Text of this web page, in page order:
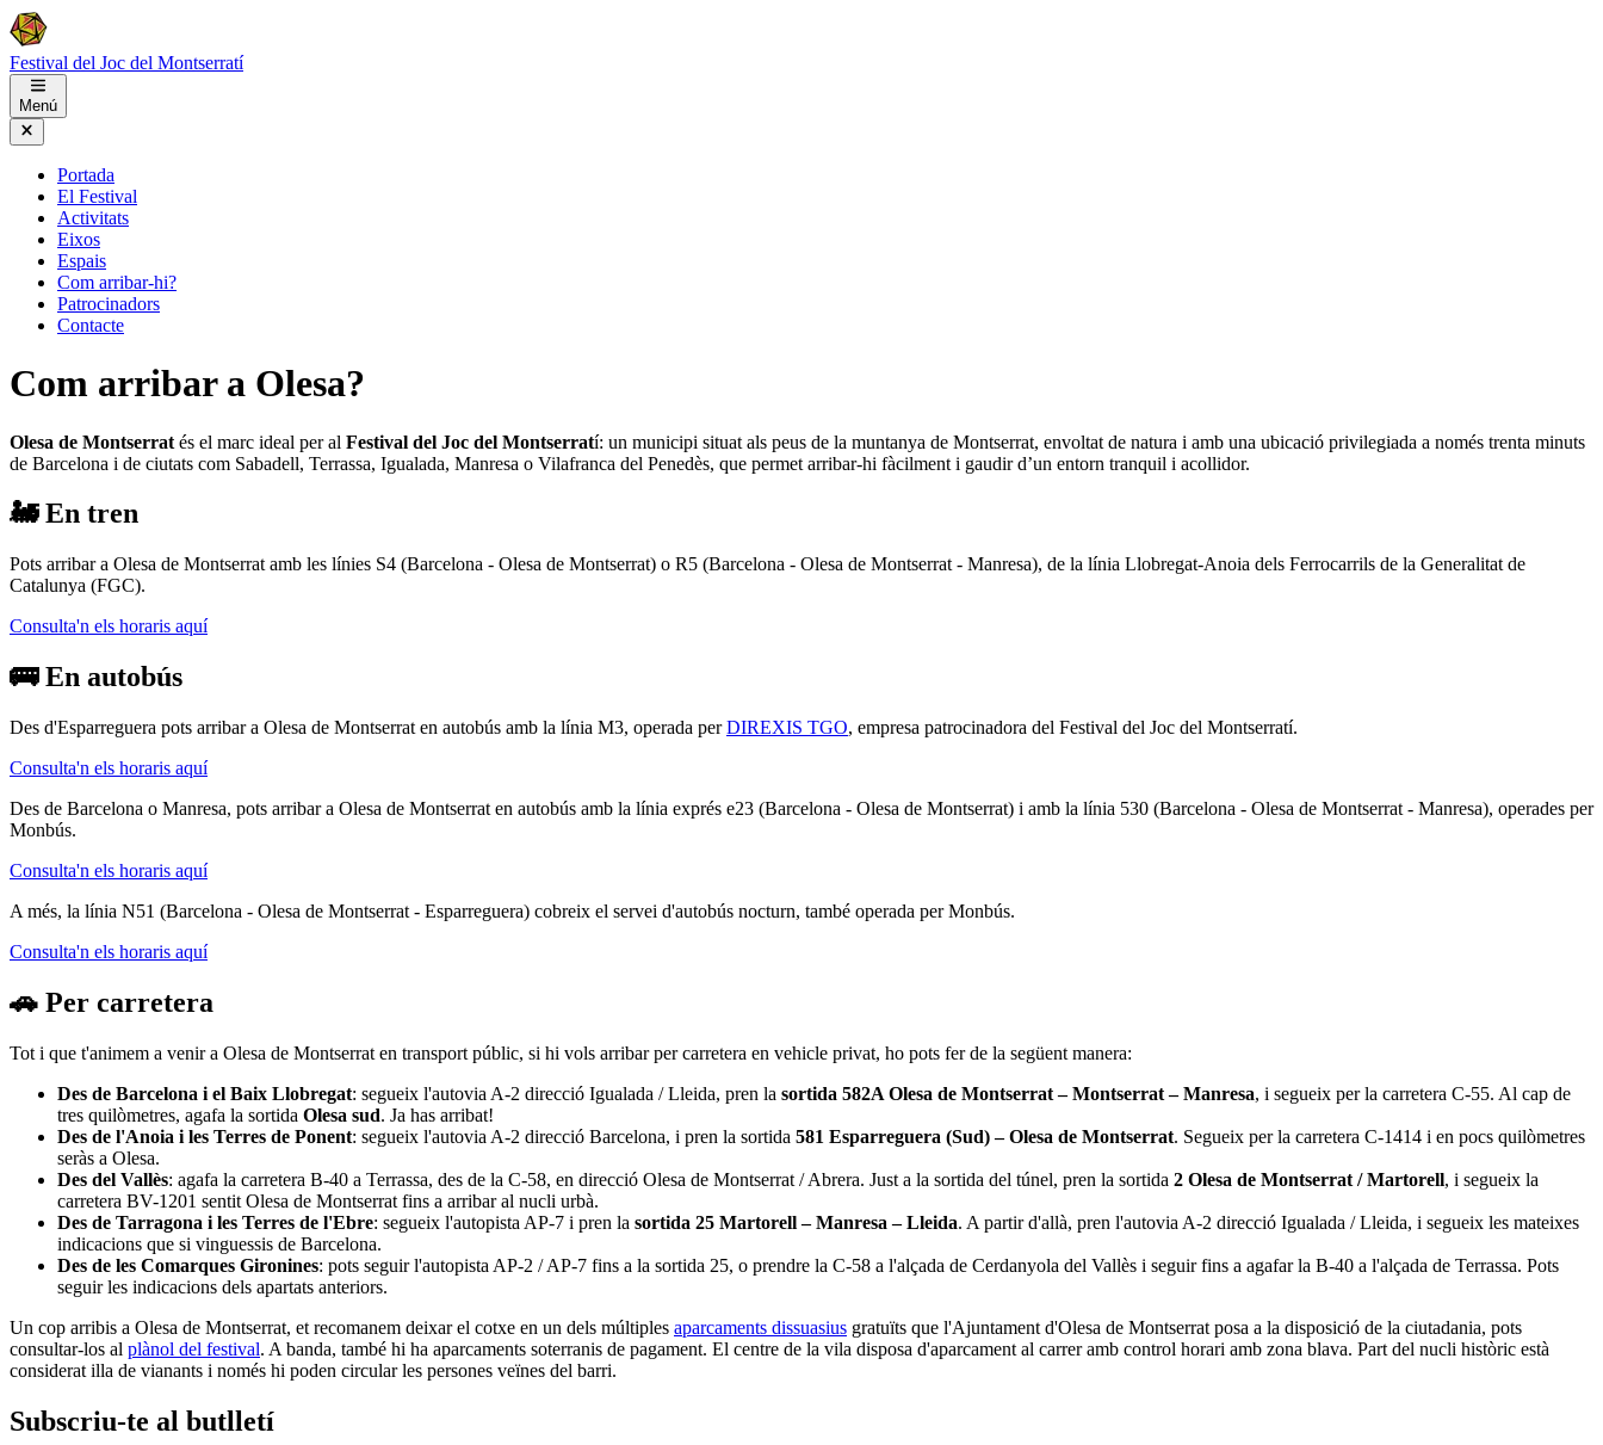
Festival del Joc del Montserratí
Menú
Portada
El Festival
Activitats
Eixos
Espais
Com arribar-hi?
Patrocinadors
Contacte
Com arribar a Olesa?
Olesa de Montserrat és el marc ideal per al Festival del Joc del Montserratí: un municipi situat als peus de la muntanya de Montserrat, envoltat de natura i amb una ubicació privilegiada a només trenta minuts
de Barcelona i de ciutats com Sabadell, Terrassa, Igualada, Manresa o Vilafranca del Penedès, que permet arribar-hi fàcilment i gaudir d’un entorn tranquil i acollidor.
🚂 En tren
Pots arribar a Olesa de Montserrat amb les línies S4 (Barcelona - Olesa de Montserrat) o R5 (Barcelona - Olesa de Montserrat - Manresa), de la línia Llobregat-Anoia dels Ferrocarrils de la Generalitat de
Catalunya (FGC).
Consulta'n els horaris aquí
🚌 En autobús
Des d'Esparreguera pots arribar a Olesa de Montserrat en autobús amb la línia M3, operada perDIREXIS TGO, empresa patrocinadora del Festival del Joc del Montserratí.
Consulta'n els horaris aquí
Des de Barcelona o Manresa, pots arribar a Olesa de Montserrat en autobús amb la línia exprés e23 (Barcelona - Olesa de Montserrat) i amb la línia 530 (Barcelona - Olesa de Montserrat - Manresa), operades per
Monbús.
Consulta'n els horaris aquí
A més, la línia N51 (Barcelona - Olesa de Montserrat - Esparreguera) cobreix el servei d'autobús nocturn, també operada per Monbús.
Consulta'n els horaris aquí
🚗 Per carretera
Tot i que t'animem a venir a Olesa de Montserrat en transport públic, si hi vols arribar per carretera en vehicle privat, ho pots fer de la següent manera:
Des de Barcelona i el Baix Llobregat: segueix l'autovia A-2 direcció Igualada / Lleida, pren la sortida 582A Olesa de Montserrat – Montserrat – Manresa, i segueix per la carretera C-55. Al cap de
tres quilòmetres, agafa la sortida Olesa sud. Ja has arribat!
Des de l'Anoia i les Terres de Ponent: segueix l'autovia A-2 direcció Barcelona, i pren la sortida 581 Esparreguera (Sud) – Olesa de Montserrat. Segueix per la carretera C-1414 i en pocs quilòmetres
seràs a Olesa.
Des del Vallès: agafa la carretera B-40 a Terrassa, des de la C-58, en direcció Olesa de Montserrat / Abrera. Just a la sortida del túnel, pren la sortida 2 Olesa de Montserrat / Martorell, i segueix la
carretera BV-1201 sentit Olesa de Montserrat fins a arribar al nucli urbà.
Des de Tarragona i les Terres de l'Ebre: segueix l'autopista AP-7 i pren la sortida 25 Martorell – Manresa – Lleida. A partir d'allà, pren l'autovia A-2 direcció Igualada / Lleida, i segueix les mateixes
indicacions que si vinguessis de Barcelona.
Des de les Comarques Gironines: pots seguir l'autopista AP-2 / AP-7 fins a la sortida 25, o prendre la C-58 a l'alçada de Cerdanyola del Vallès i seguir fins a agafar la B-40 a l'alçada de Terrassa. Pots
seguir les indicacions dels apartats anteriors.
Un cop arribis a Olesa de Montserrat, et recomanem deixar el cotxe en un dels múltiples aparcaments dissuasius gratuïts que l'Ajuntament d'Olesa de Montserrat posa a la disposició de la ciutadania, pots
consultar-los al plànol del festival. A banda, també hi ha aparcaments soterranis de pagament. El centre de la vila disposa d'aparcament al carrer amb control horari amb zona blava. Part del nucli històric està
considerat illa de vianants i només hi poden circular les persones veïnes del barri.
Subscriu-te al butlletí